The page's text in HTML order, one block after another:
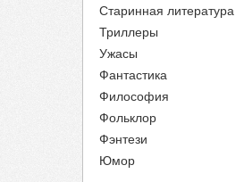
Старинная литература
Триллеры
Ужасы
Фантастика
Философия
Фольклор
Фэнтези
Юмор